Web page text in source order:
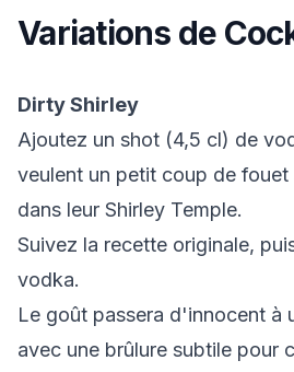
Variations de
Dirty Shirley
Ajoutez un shot (4,5 cl) de
veulent un petit coup de fouet
dans leur Shirley Temple.
Suivez la recette originale,
vodka.
Le goût passera d'innocent à
avec une brûlure subtile pour